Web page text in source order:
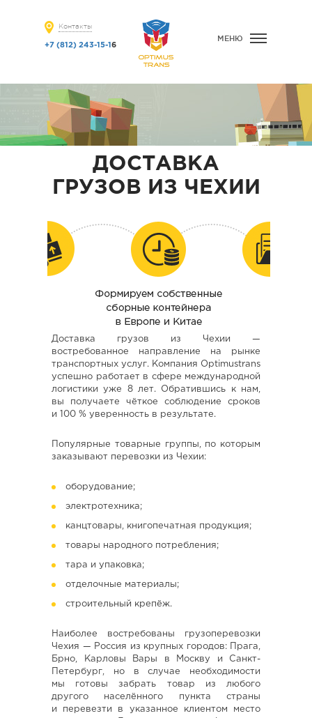
Контакты
+7 (812) 243-15-1 6
МЕНЮ
ДОСТАВКА
ГРУЗОВ ИЗ ЧЕХИИ
Доставка грузов из Чехии —
востребованное направление на рынке
транспортных услуг. Компания Optimustrans
успешно работает в сфере международной
логистики уже 8 лет. Обратившись к нам,
вы получаете чёткое соблюдение сроков
и 100 % уверенность в результате.
Популярные товарные группы, по которым
заказывают перевозки из Чехии:
оборудование;
электротехника;
канцтовары, книгопечатная продукция;
товары народного потребления;
тара и упаковка;
отделочные материалы;
строительный крепёж.
Наиболее востребованы грузоперевозки
Чехия — Россия из крупных городов: Прага,
Брно, Карловы Вары в Москву и Санкт-
Петербург, но в случае необходимости
мы готовы забрать товар из любого
другого населённого пункта страны
и перевезти в указанное клиентом место